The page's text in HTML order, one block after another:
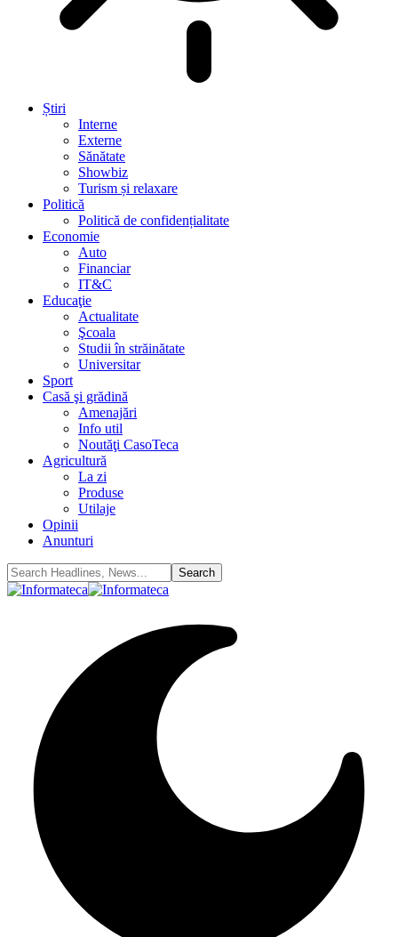
Știri
Interne
Externe
Sănătate
Showbiz
Turism și relaxare
Politică
Politică de confidențialitate
Economie
Auto
Financiar
IT&C
Educaţie
Actualitate
Şcoala
Studii în străinătate
Universitar
Sport
Casă şi grădină
Amenajări
Info util
Noutăţi CasoTeca
Agricultură
La zi
Produse
Utilaje
Opinii
Anunturi